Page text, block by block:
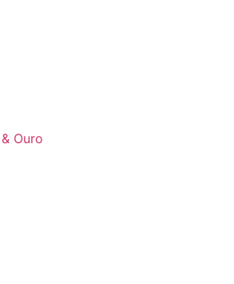
Ouro